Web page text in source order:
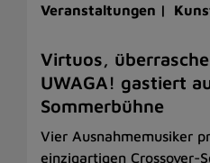
Veranstaltungen |
Virtuos,
UWAGA! gastiert
Sommerbühne
Vier Ausnahmemusiker
einzigartigen Crossover-